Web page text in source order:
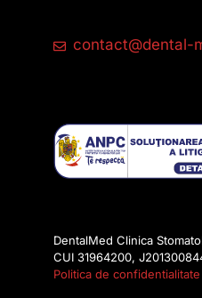
contact@dental-
DentalMed Clinica
CUI 31964200,
Politica de confidentialitate